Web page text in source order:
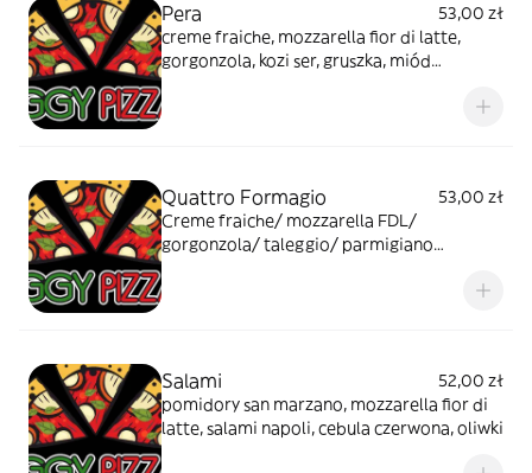
Pera
53,00 zł
creme fraiche, mozzarella fior di latte,
gorgonzola, kozi ser, gruszka, miód
Quattro Formagio
53,00 zł
Creme fraiche/ mozzarella FDL/
gorgonzola/ taleggio/ parmigiano
Salami
52,00 zł
pomidory san marzano, mozzarella fior di
latte, salami napoli, cebula czerwona, oliwki